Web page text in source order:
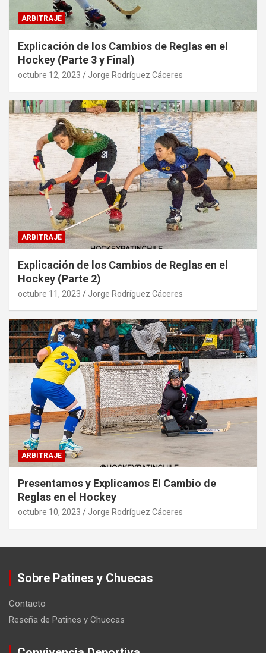
ARBITRAJE
Explicación de los Cambios de Reglas en el
Hockey (Parte 3 y Final)
octubre 12, 2023 Jorge Rodríguez Cáceres
ARBITRAJE
Explicación de los Cambios de Reglas en el
Hockey (Parte 2)
octubre 11, 2023 Jorge Rodríguez Cáceres
ARBITRAJE
Presentamos y Explicamos El Cambio de
Reglas en el Hockey
octubre 10, 2023 Jorge Rodríguez Cáceres
Sobre Patines y Chuecas
Contacto
Reseña de Patines y Chuecas